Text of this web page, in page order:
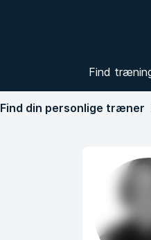
Find
Find din personlige træner